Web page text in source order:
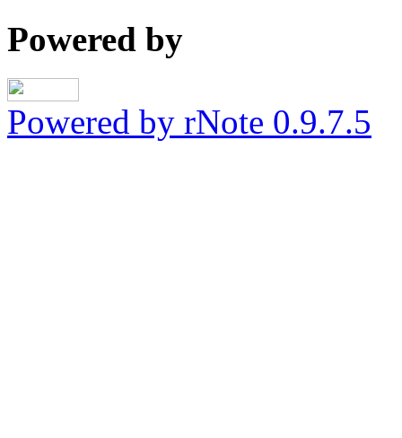
Powered by
Powered by rNote 0.9.7.5